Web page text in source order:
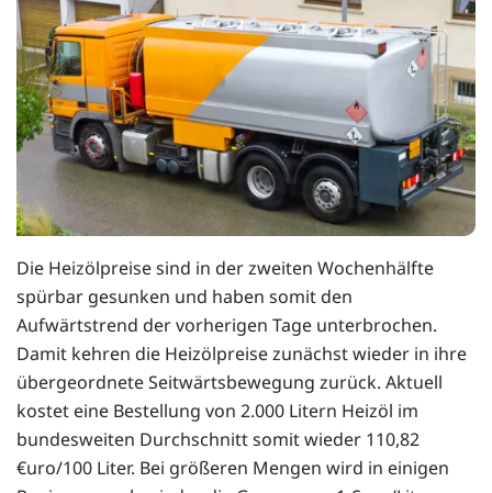
Die Heizölpreise sind in der zweiten Wochenhälfte
spürbar gesunken und haben somit den
Aufwärtstrend der vorherigen Tage unterbrochen.
Damit kehren die Heizölpreise zunächst wieder in ihre
übergeordnete Seitwärtsbewegung zurück. Aktuell
kostet eine Bestellung von 2.000 Litern Heizöl im
bundesweiten Durchschnitt somit wieder 110,82
€uro/100 Liter. Bei größeren Mengen wird in einigen